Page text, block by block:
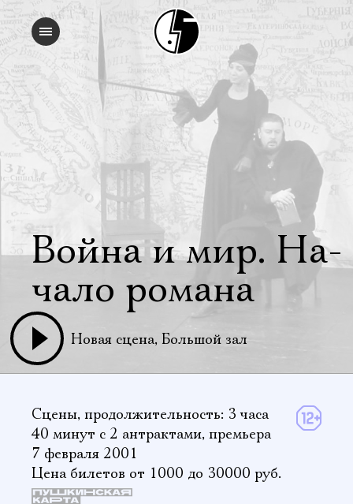
Война и мир. На­
ча­ло ро­ма­на
Новая сцена, Большой зал
Сцены, продолжительность: 3 часа
40 минут с 2 антрактами, премьера
7 февраля 2001
Цена билетов от 1000 до 30000 руб.